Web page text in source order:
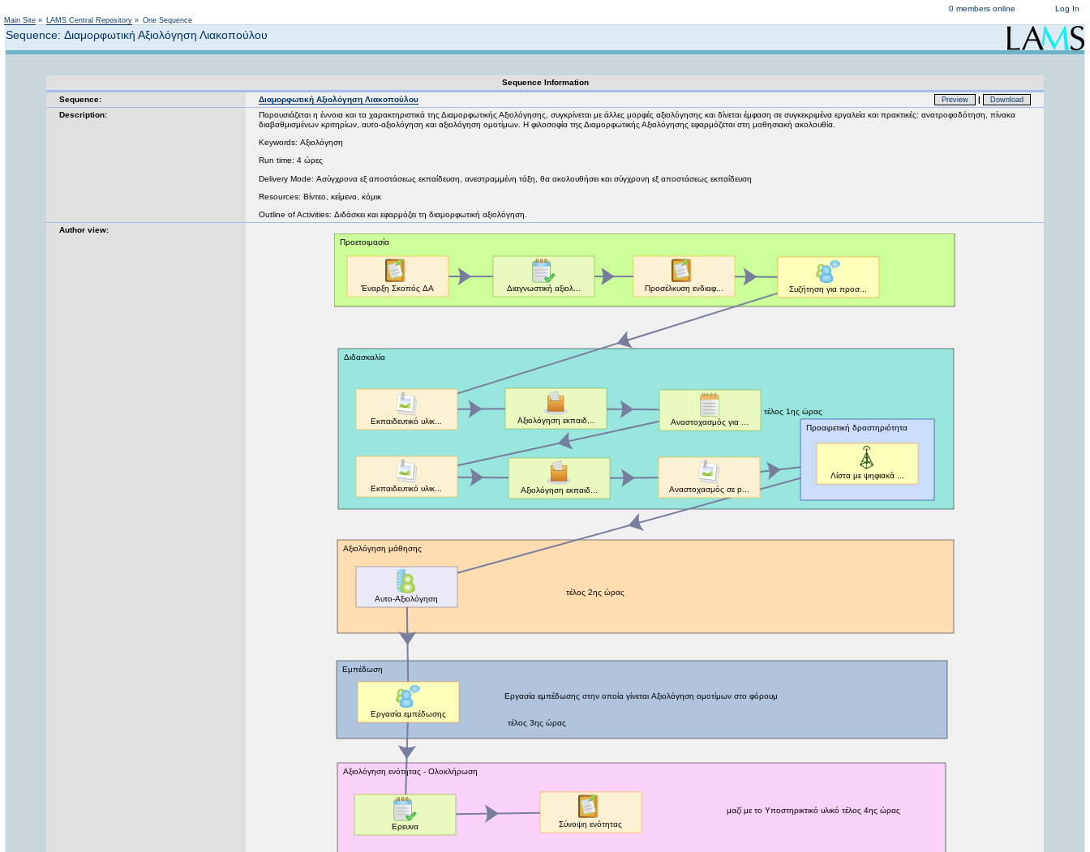
Log In
0 members online
Main Site » LAMS Central Repository » One Sequence
Sequence: Διαμορφωτική Αξιολόγηση Λιακοπούλου
Sequence Information
Sequence:
Διαμορφωτική Αξιολόγηση Λιακοπούλου Preview | Download
Description:
Παρουσιάζεται η έννοια και τα χαρακτηριστικά της Διαμορφωτικής Αξιολόγησης, συγκρίνεται με άλλες μορφές αξιολόγησης και δίνεται έμφαση σε συγκεκριμένα εργαλεία και πρακτικές: ανατροφοδότηση, πίνακα
διαβαθμισμένων κριτηρίων, αυτο-αξιολόγηση και αξιολόγηση ομοτίμων. Η φιλοσοφία της Διαμορφωτικής Αξιολόγησης εφαρμόζεται στη μαθησιακή ακολουθία.
Keywords: Αξιολόγηση
Run time: 4 ώρες
Delivery Mode: Ασύγχρονα εξ αποστάσεως εκπαίδευση, ανεστραμμένη τάξη, θα ακολουθήσει και σύγχρονη εξ αποστάσεως εκπαίδευση
Resources: Βίντεο, κείμενο, κόμικ
Outline of Activities: Διδάσκει και εφαρμόζει τη διαμορφωτική αξιολόγηση.
Author view: